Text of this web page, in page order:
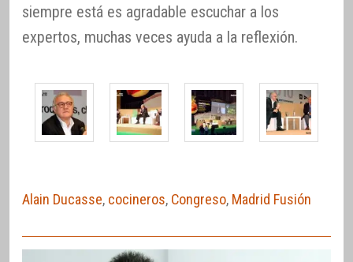
siempre está es agradable escuchar a los
expertos, muchas veces ayuda a la reflexión.
Alain Ducasse, cocineros, Congreso, Madrid Fusión